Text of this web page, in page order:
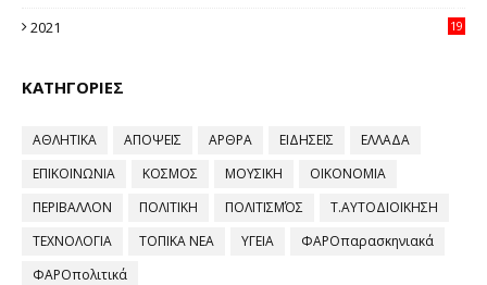
2021
19
ΚΑΤΗΓΟΡΙΕΣ
ΑΘΛΗΤΙΚΑ ΑΠΟΨΕΙΣ ΑΡΘΡΑ ΕΙΔΗΣΕΙΣ
ΕΛΛΑΔΑ
ΕΠΙΚΟΙΝΩΝΙΑ
ΚΟΣΜΟΣ ΜΟΥΣΙΚΗ
ΟΙΚΟΝΟΜΙΑ
ΠΕΡΙΒΑΛΛΟΝ
ΠΟΛΙΤΙΚΗ ΠΟΛΙΤΙΣΜΌΣ
Τ.ΑΥΤΟΔΙΟΙΚΗΣΗ
ΤΕΧΝΟΛΟΓΙΑ
ΤΟΠΙΚΑ ΝΕΑ ΥΓΕΙΑ
ΦΑΡΟπαρασκηνιακά
ΦΑΡΟπολιτικά